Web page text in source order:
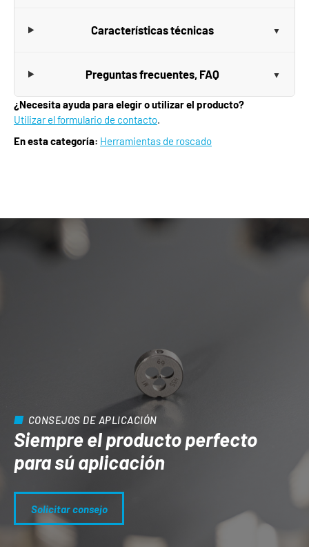
Características técnicas
Preguntas frecuentes, FAQ
¿Necesita ayuda para elegir o utilizar el producto?
Utilizar el formulario de contacto.
En esta categoría: Herramientas de roscado
CONSEJOS DE APLICACIÓN
Siempre el producto perfecto
para sú aplicación
Solicitar consejo